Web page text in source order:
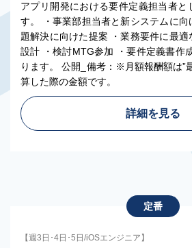
アプリ開発における要件定義担当者と
す。 ・事業部担当者と新システムに向
題解決に向けた提案 ・業務要件に最
設計 ・検討MTG参加 ・要件定義書作
ります。 公開_備考：※月額報酬額は”
算した際の金額です。
詳細を見る
定番
【週3日･4日･5日/iOSエンジニア】